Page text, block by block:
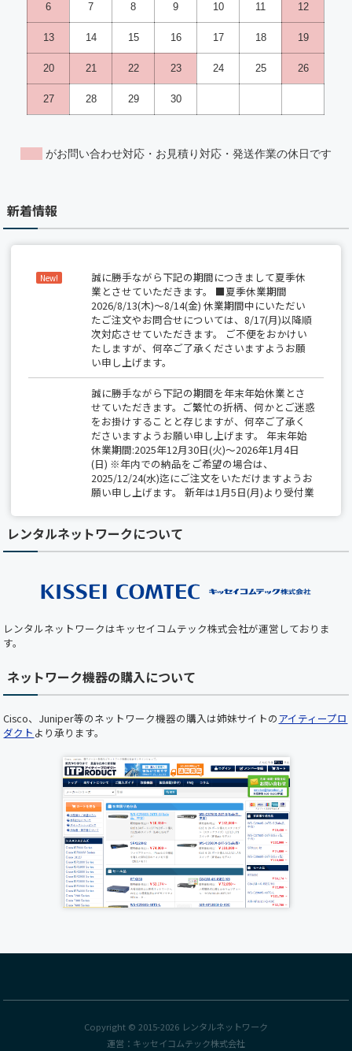
新着情報
New!
誠に勝手ながら下記の期間につきまして夏季休
業とさせていただきます。 ■夏季休業期間
2026/8/13(木)～8/14(金) 休業期間中にいただい
たご注文やお問合せについては、8/17(月)以降順
次対応させていただきます。 ご不便をおかけい
たしますが、何卒ご了承くださいますようお願
い申し上げます。
誠に勝手ながら下記の期間を年末年始休業とさ
せていただきます。ご繁忙の折柄、何かとご迷惑
をお掛けすることと存じますが、何卒ご了承く
ださいますようお願い申し上げます。 年末年始
休業期間:2025年12月30日(火)～2026年1月4日
(日) ※年内での納品をご希望の場合は、
2025/12/24(水)迄にご注文をいただけますようお
願い申し上げます。 新年は1月5日(月)より受付業
【夏季休業のお知らせ】 2025/8/14(木)～
8/15(金)は全社一斉休業期間につき、 出荷業務
で、 ご不便をおかけしますが、何卒ご了承くだ
【ホームページメンテナンスのお知らせ】 平素
ームページのメンテナンスを実施いたします。
メンテナンス中はホームページをご利用いただ
うお願い申し上げます。 ■ メンテナンス日時
2025年5月22日（木）19:00 ～ 20:00（予定） お
適にご利用いただくための作業となりますので、
何卒ご理解とご協力のほどお願い申し上げます。
誠に勝手ながら下記の期間を年末年始休業とさ
せていただきます。ご繁忙の折柄、何かとご迷惑
をお掛けすることと存じますが、何卒ご了承く
ださいますようお願い申し上げます。 年末年始
休業期間:2024年12月28日(日)～2025年1月5日
(日) 新年は1月6日(月)より受付業務開始、出荷は
2025年1月7日(火)から開始いたします。
シリーズのC9606Rが入荷いたしました。
レンタルネットワークについて
レンタルネットワークはキッセイコムテック株式会社が運営しておりま
す。
ネットワーク機器の購入について
Cisco、Juniper等のネットワーク機器の購入は姉妹サイトの アイティープロ
ダクト より承ります。
Copyright © 2015-2026 レンタルネットワーク
運営： キッセイコムテック株式会社